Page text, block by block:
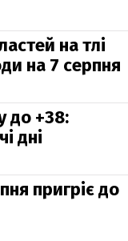
на тлі
на 7 серпня
до +38:
дні
пригріє до